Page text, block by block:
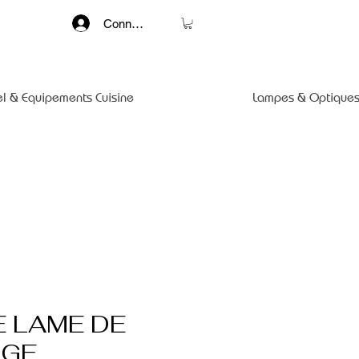
Connexion
& Equipements Cuisine Lampes &
LAME DE